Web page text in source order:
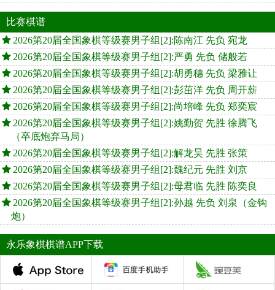
比赛棋谱
2026第20届全国象棋等级赛男子组[2]:陈南江 先负 宛龙
2026第20届全国象棋等级赛男子组[2]:严勇 先负 储般若
2026第20届全国象棋等级赛男子组[2]:胡勇穗 先负 梁雅让
2026第20届全国象棋等级赛男子组[2]:彭茁洋 先负 周开薪
2026第20届全国象棋等级赛男子组[2]:尚培峰 先负 郑奕宸
2026第20届全国象棋等级赛男子组[2]:姚勤贺 先胜 徐腾飞
（卒底炮弃马局）
2026第20届全国象棋等级赛男子组[2]:解龙昊 先胜 张策
2026第20届全国象棋等级赛男子组[2]:魏纪元 先胜 刘京
2026第20届全国象棋等级赛男子组[2]:母君临 先胜 陈奕良
2026第20届全国象棋等级赛男子组[2]:孙越 先负 刘泉（金钩
炮）
永乐象棋棋谱APP下载